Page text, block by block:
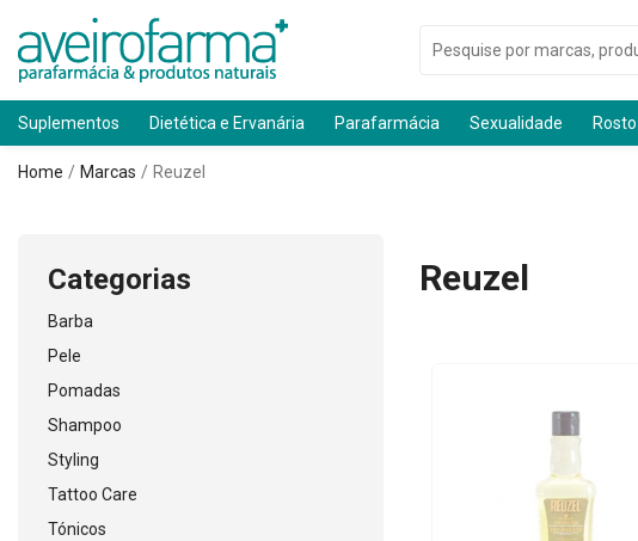
Suplementos Dietética e Ervanária Parafarmácia Sexualidade Rosto
Home Marcas Reuzel
Categorias
Barba
Pele
Pomadas
Shampoo
Styling
Tattoo Care
Tónicos
Reuzel